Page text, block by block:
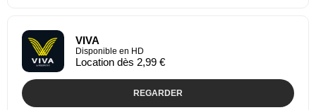
VIVA
Disponible en HD
Location dès 2,99 €
REGARDER